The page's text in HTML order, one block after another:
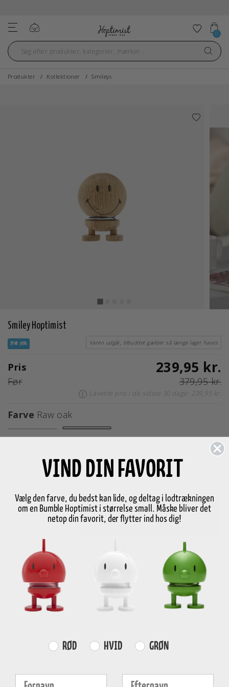
Tilføj
0
Produkter Kollektioner Smileys
Smiley Hoptimist
SPAR 36% Varen udgår, tilbuddet gælder så længe lager haves
Pris 239,95 kr.
Før 379,95 kr.
Laveste pris i de sidste 30 dage: 239,95 kr.
Farve Raw oak
valgte
+ Læg i kurv
1-3 dages levering
GRATIS FRAGT
over499 DKK
E-MÆRKET
HURTIG LEVERING
1-3 hverdage
VIND DIN FAVORIT
Vælg den farve, du bedst kan lide, og deltag i lodtrækningen
om en Bumble Hoptimist i størrelse small. Måske bliver det
netop din favorit, der flytter ind hos dig!
Farvevalg
RØD HVID GRØN
Fornavn Efternavn